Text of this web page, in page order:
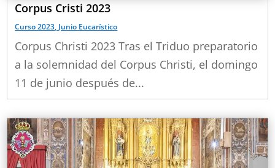
Corpus Cristi 2023
Curso 2023,Junio Eucarístico
Corpus Christi 2023 Tras el Triduo preparatorio
a la solemnidad del Corpus Christi, el domingo
11 de junio después de...